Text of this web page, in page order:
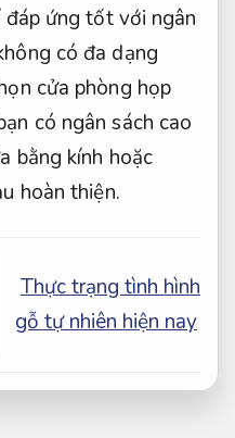
ứng tốt với ngân
có đa dạng
cửa phòng họp
có ngân sách cao
bằng kính hoặc
hoàn thiện.
Thực trạng tình hình
gỗ tự nhiên hiện nay